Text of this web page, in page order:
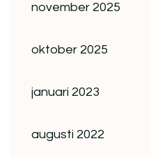
november 2025
oktober 2025
januari 2023
augusti 2022